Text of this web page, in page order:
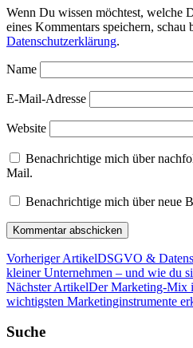
Wenn Du wissen möchtest, welche
eines Kommentars speichern, schau
Datenschutzerklärung.
Name
E-Mail-Adresse
Website
Benachrichtige mich über
Mail.
Benachrichtige mich über neue
Vorheriger ArtikelDSGVO &
kleiner Unternehmen – und wie du
Nächster ArtikelDer Marketing-Mix
wichtigsten Marketinginstrumente
Suche